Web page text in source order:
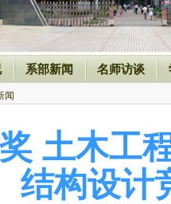
系部新闻 名师访谈
闻
土木工
结构设计